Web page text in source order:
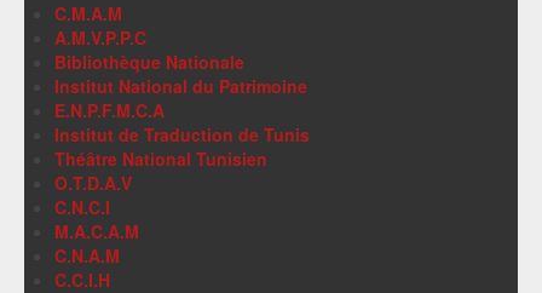
C.M.A.M
A.M.V.P.P.C
Bibliothèque Nationale
Institut National du Patrimoine
E.N.P.F.M.C.A
Institut de Traduction de Tunis
Théâtre National Tunisien
O.T.D.A.V
C.N.C.I
M.A.C.A.M
C.N.A.M
C.C.I.H